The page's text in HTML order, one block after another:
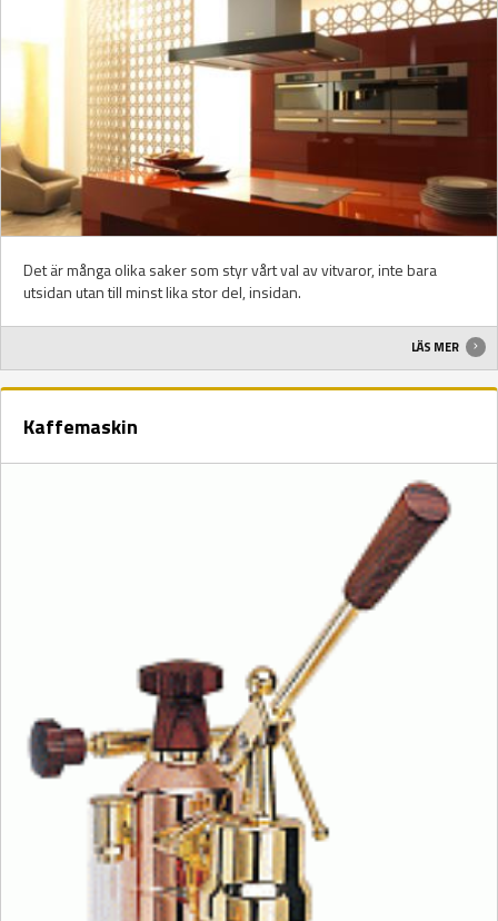
Det är många olika saker som styr vårt val av vitvaror, inte bara
utsidan utan till minst lika stor del, insidan.
LÄS MER
Kaffemaskin